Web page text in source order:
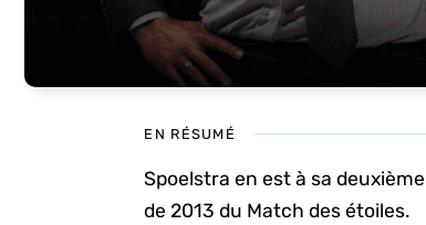
EN RÉSUMÉ
Spoelstra en est à sa
de 2013 du Match des étoiles.